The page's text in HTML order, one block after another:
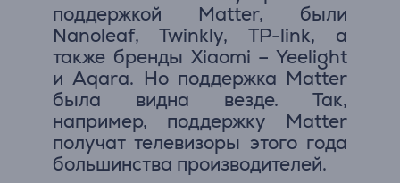
поддержкой Matter, были
Nanoleaf, Twinkly, TP-link, а
также бренды Xiaomi – Yeelight
и Aqara. Но поддержка Matter
была видна везде. Так,
например, поддержку Matter
получат телевизоры этого года
большинства производителей.